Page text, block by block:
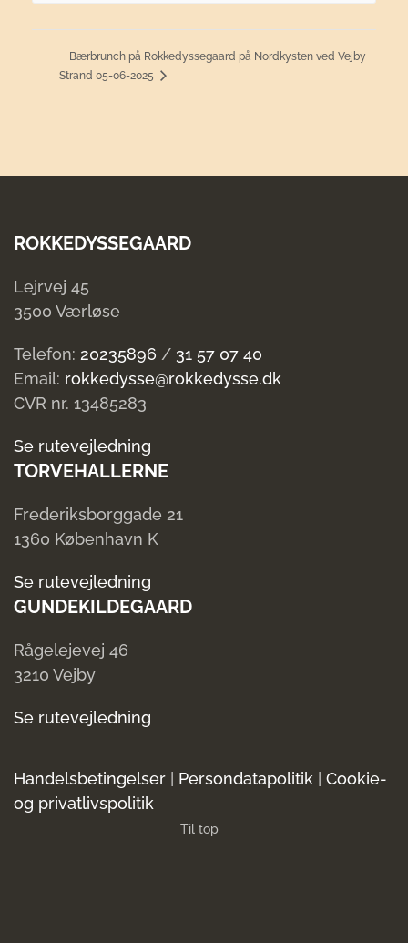
Bærbrunch på Rokkedyssegaard på Nordkysten ved Vejby
Strand 05-06-2025
ROKKEDYSSEGAARD
Lejrvej 45
3500 Værløse
Telefon: 20235896 / 31 57 07 40
Email: rokkedysse@rokkedysse.dk
CVR nr. 13485283
Se rutevejledning
TORVEHALLERNE
Frederiksborggade 21
1360 København K
Se rutevejledning
GUNDEKILDEGAARD
Rågelejevej 46
3210 Vejby
Se rutevejledning
Handelsbetingelser | Persondatapolitik | Cookie-
og privatlivspolitik
Til top